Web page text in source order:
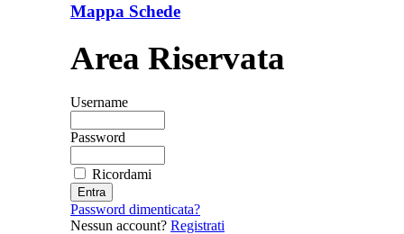
Mappa Schede
Area Riservata
Username
Password
Ricordami
Password dimenticata?
Nessun account? Registrati